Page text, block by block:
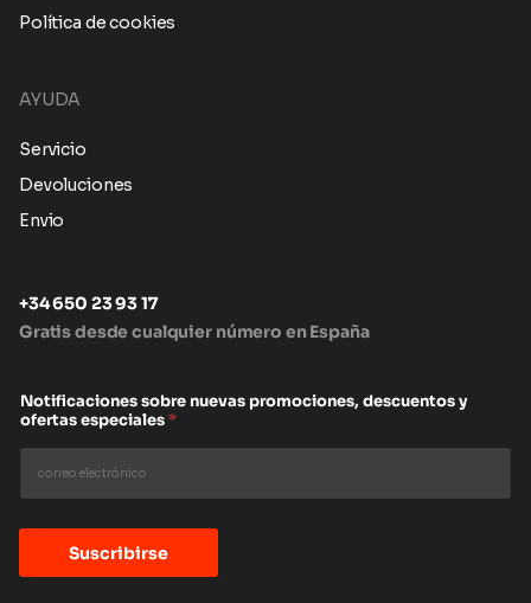
Política de cookies
AYUDA
Servicio
Devoluciones
Envio
+34 650 23 93 17
Gratis desde cualquier número en España
Notificaciones sobre nuevas promociones, descuentos y
ofertas especiales*
Suscribirse